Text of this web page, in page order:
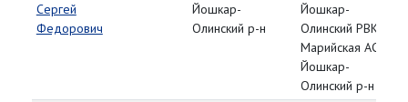
Сергей
Федорович
Йошкар-
Олинский р-н
Йошкар-
Олинский РВК,
Марийская АССР,
Йошкар-
Олинский р-н